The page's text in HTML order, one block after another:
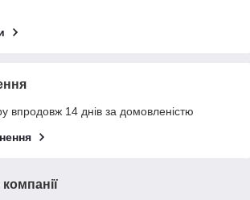
впродовж 14 днів за домовленістю